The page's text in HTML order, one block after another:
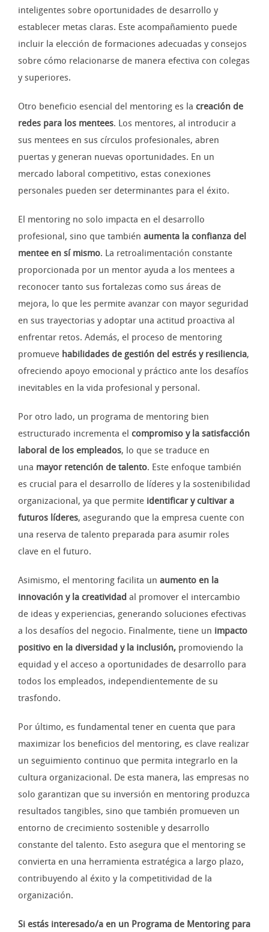
inteligentes sobre oportunidades de desarrollo y
establecer metas claras. Este acompañamiento puede
incluir la elección de formaciones adecuadas y consejos
sobre cómo relacionarse de manera efectiva con colegas
y superiores.
Otro beneficio esencial del mentoring es la creación de
redes para los mentees. Los mentores, al introducir a
sus mentees en sus círculos profesionales, abren
puertas y generan nuevas oportunidades. En un
mercado laboral competitivo, estas conexiones
personales pueden ser determinantes para el éxito.
El mentoring no solo impacta en el desarrollo
profesional, sino que también aumenta la confianza del
mentee en sí mismo. La retroalimentación constante
proporcionada por un mentor ayuda a los mentees a
reconocer tanto sus fortalezas como sus áreas de
mejora, lo que les permite avanzar con mayor seguridad
en sus trayectorias y adoptar una actitud proactiva al
enfrentar retos. Además, el proceso de mentoring
promueve habilidades de gestión del estrés y resiliencia,
ofreciendo apoyo emocional y práctico ante los desafíos
inevitables en la vida profesional y personal.
Por otro lado, un programa de mentoring bien
estructurado incrementa el compromiso y la satisfacción
laboral de los empleados, lo que se traduce en
una mayor retención de talento. Este enfoque también
es crucial para el desarrollo de líderes y la sostenibilidad
organizacional, ya que permite identificar y cultivar a
futuros líderes, asegurando que la empresa cuente con
una reserva de talento preparada para asumir roles
clave en el futuro.
Asimismo, el mentoring facilita un aumento en la
innovación y la creatividad al promover el intercambio
de ideas y experiencias, generando soluciones efectivas
a los desafíos del negocio. Finalmente, tiene un impacto
positivo en la diversidad y la inclusión, promoviendo la
equidad y el acceso a oportunidades de desarrollo para
todos los empleados, independientemente de su
trasfondo.
Por último, es fundamental tener en cuenta que para
maximizar los beneficios del mentoring, es clave realizar
un seguimiento continuo que permita integrarlo en la
cultura organizacional. De esta manera, las empresas no
solo garantizan que su inversión en mentoring produzca
resultados tangibles, sino que también promueven un
entorno de crecimiento sostenible y desarrollo
constante del talento. Esto asegura que el mentoring se
convierta en una herramienta estratégica a largo plazo,
contribuyendo al éxito y la competitividad de la
organización.
Si estás interesado/a en un Programa de Mentoring para